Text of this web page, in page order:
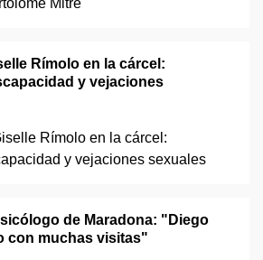
Rímolo en la cárcel:
y vejaciones
de Maradona: "Diego
con muchas visitas"